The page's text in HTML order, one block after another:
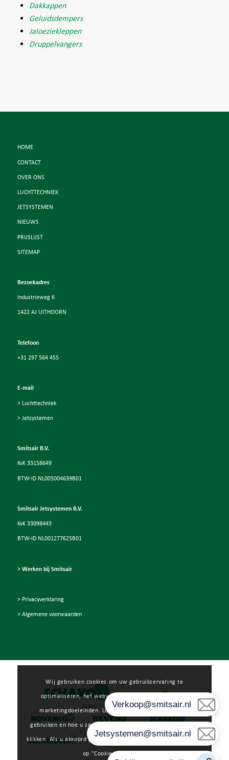
Dakkappen
Geluidsdempers
Jaloeziekleppen
Druppelvangers
HOME
CONTACT
OVER ONS
LUCHTTECHNIEK
JETSYSTEMEN
NIEUWS
PRIJSLIJST
SITEMAP
Bezoekadres
Industrieweg 6
1422 AJ UITHOORN
Telefoon
+31 297 564 455
E-mail
> Luchttechniek
> Jetsystemen
Smitsair B.V.
KvK 33158649
BTW-ID NL005004639B01
Smitsair Jetsystemen B.V.
KvK 33098443
BTW-ID NL001277625B01
> Werken bij Smitsair
> Privacyverklaring
> Algemene voorwaarden
Wij gebruiken cookies om uw gebruikservaring te
optimaliseren, het webverkeer te analyseren en voor
marketingdoeleinden. Lees meer over hoe wij cookies
gebruiken en hoe u ze kunt beheren door op "Voorkeuren" te
klikken. Als u akkoord gaat met ons gebruik van cookies, klikt u
op "Cookies toestaan".